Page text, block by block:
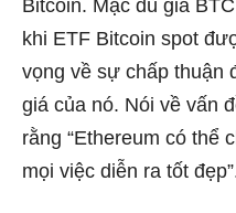
Bitcoin. Mặc dù giá
khi ETF Bitcoin spot
vọng về sự chấp thuận
giá của nó. Nói về vấn
rằng “Ethereum có thể
mọi việc diễn ra tốt